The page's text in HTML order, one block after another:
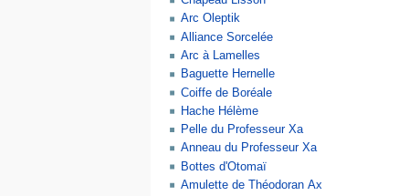
Arc Oleptik
Alliance Sorcelée
Arc à Lamelles
Baguette Hernelle
Coiffe de Boréale
Hache Hélème
Pelle du Professeur Xa
Anneau du Professeur Xa
Bottes d'Otomaï
Amulette de Théodoran Ax